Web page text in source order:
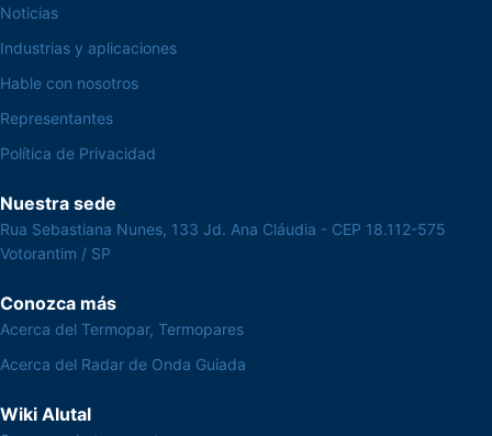
Noticias
Industrias y aplicaciones
Hable con nosotros
Representantes
Política de Privacidad
Nuestra sede
Rua Sebastiana Nunes, 133 Jd. Ana Cláudia - CEP 18.112-575
Votorantim / SP
Conozca más
Acerca del Termopar, Termopares
Acerca del Radar de Onda Guiada
Wiki Alutal